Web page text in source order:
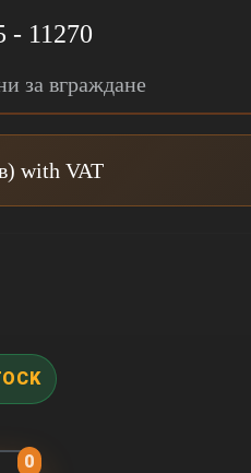
- 11270
за вграждане
with VAT
0